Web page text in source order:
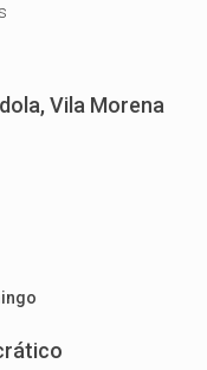
Vila Morena